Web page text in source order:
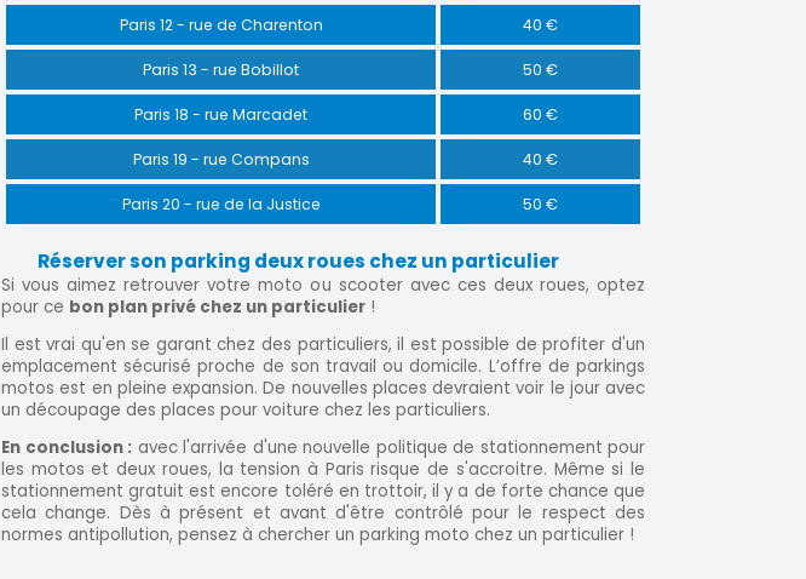
Paris 12 - rue de Charenton 40 €
Paris 13 - rue Bobillot 50 €
Paris 18 - rue Marcadet 60 €
Paris 19 - rue Compans 40 €
Paris 20 - rue de la Justice 50 €
Réserver son parking deux roues chez un particulier
Si vous aimez retrouver votre moto ou scooter avec ces deux roues, optez
pour ce bon plan privé chez un particulier !
Il est vrai qu'en se garant chez des particuliers, il est possible de profiter d'un
emplacement sécurisé proche de son travail ou domicile. L’offre de parkings
motos est en pleine expansion. De nouvelles places devraient voir le jour avec
un découpage des places pour voiture chez les particuliers.
En conclusion : avec l'arrivée d'une nouvelle politique de stationnement pour
les motos et deux roues, la tension à Paris risque de s'accroitre. Même si le
stationnement gratuit est encore toléré en trottoir, il y a de forte chance que
cela change. Dès à présent et avant d'être contrôlé pour le respect des
normes antipollution, pensez à chercher un parking moto chez un particulier !